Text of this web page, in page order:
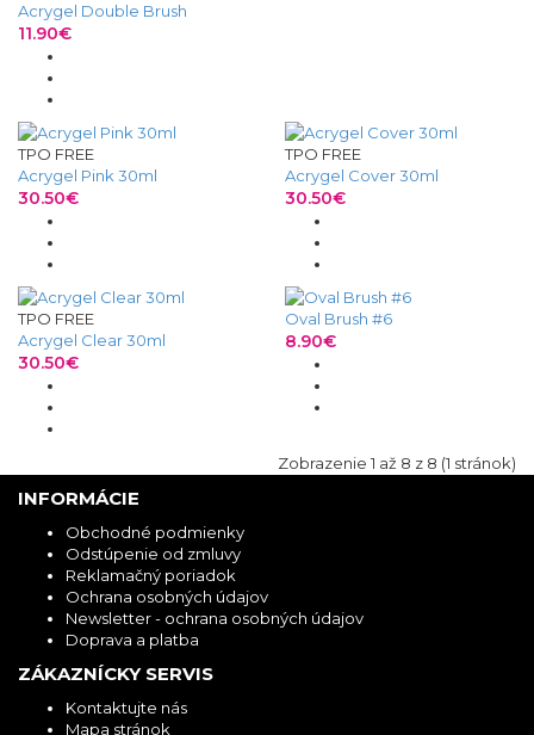
Acrygel Double Brush
11.90€
TPO FREE
Acrygel Pink 30ml
30.50€
TPO FREE
Acrygel Cover 30ml
30.50€
TPO FREE
Acrygel Clear 30ml
30.50€
Oval Brush #6
8.90€
Zobrazenie 1 až 8 z 8 (1 stránok)
INFORMÁCIE
Obchodné podmienky
Odstúpenie od zmluvy
Reklamačný poriadok
Ochrana osobných údajov
Newsletter - ochrana osobných údajov
Doprava a platba
ZÁKAZNÍCKY SERVIS
Kontaktujte nás
Mapa stránok